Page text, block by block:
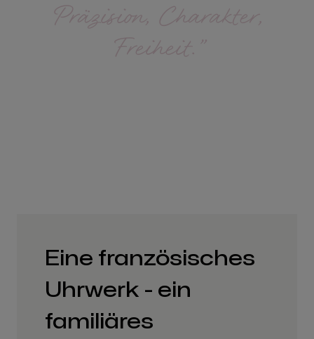
Präzision, Charakter,
Freiheit.
Eine französisches
Uhrwerk - ein
familiäres